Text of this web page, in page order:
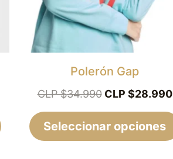
opciones
pueden
página
Polerón Gap
CLP $34.990 CLP $28.990
Seleccionar opciones